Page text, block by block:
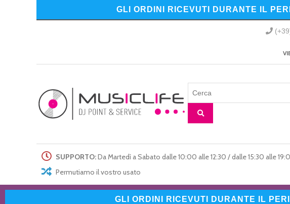
GLI ORDINI RICEVUTI DURANTE IL
SUPPORTO:Da Martedì a Sabato dalle 10:00 alle 12:30 / dalle 15:30 alle
Permutiamo il vostro usato
GLI ORDINI RICEVUTI DURANTE IL